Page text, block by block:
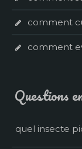
comment
comment
Questions
quel insecte